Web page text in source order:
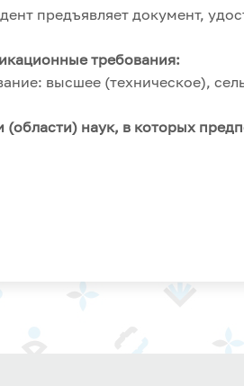
предъявляет документ,
требования:
высшее (техническое),
(области) наук, в которых